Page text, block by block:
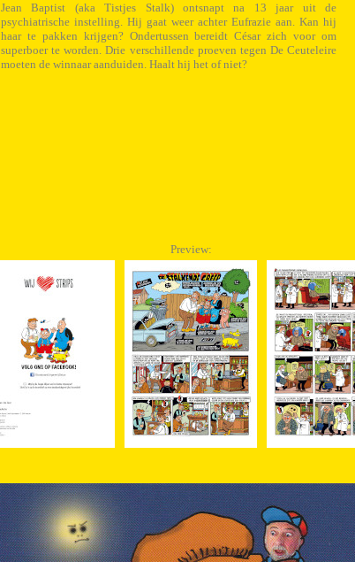
Jean Baptist (aka Tistjes Stalk) ontsnapt na 13 jaar uit de
psychiatrische instelling. Hij gaat weer achter Eufrazie aan. Kan hij
haar te pakken krijgen? Ondertussen bereidt César zich voor om
superboer te worden. Drie verschillende proeven tegen De Ceuteleire
moeten de winnaar aanduiden. Haalt hij het of niet?
Preview: